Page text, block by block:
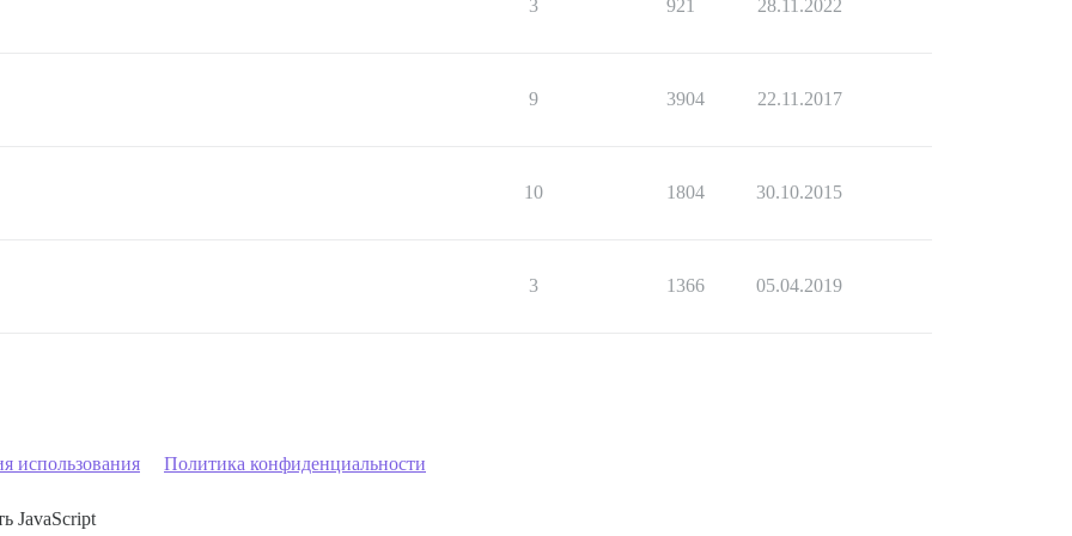
3 921 28.11.2022
9 3904 22.11.2017
10 1804 30.10.2015
3 1366 05.04.2019
использования Политика конфиденциальности
JavaScript